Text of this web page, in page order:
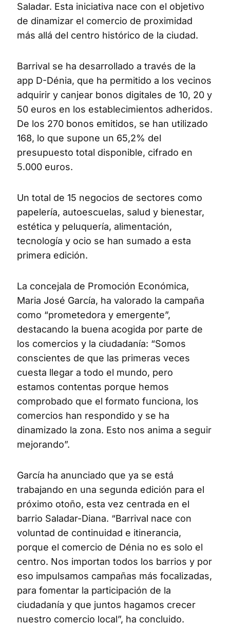
Saladar. Esta iniciativa nace con el objetivo
de dinamizar el comercio de proximidad
más allá del centro histórico de la ciudad.
Barrival se ha desarrollado a través de la
app D-Dénia, que ha permitido a los vecinos
adquirir y canjear bonos digitales de 10, 20 y
50 euros en los establecimientos adheridos.
De los 270 bonos emitidos, se han utilizado
168, lo que supone un 65,2% del
presupuesto total disponible, cifrado en
5.000 euros.
Un total de 15 negocios de sectores como
papelería, autoescuelas, salud y bienestar,
estética y peluquería, alimentación,
tecnología y ocio se han sumado a esta
primera edición.
La concejala de Promoción Económica,
Maria José García, ha valorado la campaña
como “prometedora y emergente”,
destacando la buena acogida por parte de
los comercios y la ciudadanía: “Somos
conscientes de que las primeras veces
cuesta llegar a todo el mundo, pero
estamos contentas porque hemos
comprobado que el formato funciona, los
comercios han respondido y se ha
dinamizado la zona. Esto nos anima a seguir
mejorando”.
García ha anunciado que ya se está
trabajando en una segunda edición para el
próximo otoño, esta vez centrada en el
barrio Saladar-Diana. “Barrival nace con
voluntad de continuidad e itinerancia,
porque el comercio de Dénia no es solo el
centro. Nos importan todos los barrios y por
eso impulsamos campañas más focalizadas,
para fomentar la participación de la
ciudadanía y que juntos hagamos crecer
nuestro comercio local”, ha concluido.